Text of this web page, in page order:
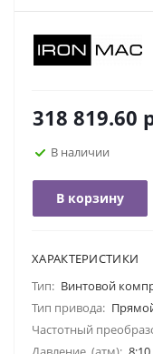
318 819.60
В наличии
В корзину
ХАРАКТЕРИСТИКИ
Тип: Винтовой
Тип привода:
Частотный